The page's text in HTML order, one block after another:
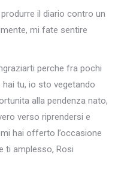
il diario contro un
mi fate sentire
perche fra pochi
tu, io sto vegetando
alla pendenza nato,
verso riprendersi e
hai offerto l’occasione
ti amplesso, Rosi